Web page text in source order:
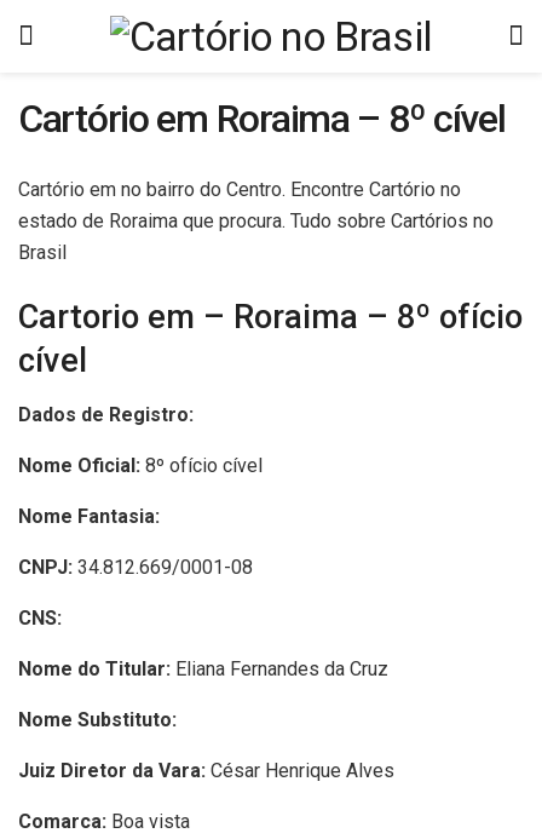
Cartório em Roraima – 8º cível
Cartório em no bairro do Centro. Encontre Cartório no
estado de Roraima que procura. Tudo sobre Cartórios no
Brasil
Cartorio em – Roraima – 8º ofício
cível
Dados de Registro:
Nome Oficial: 8º ofício cível
Nome Fantasia:
CNPJ: 34.812.669/0001-08
CNS:
Nome do Titular: Eliana Fernandes da Cruz
Nome Substituto:
Juiz Diretor da Vara: César Henrique Alves
Comarca: Boa vista